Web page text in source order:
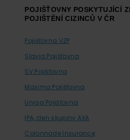
POJIŠŤOVNY POSKYTUJÍCÍ
POJIŠTĚNÍ CIZINCŮ V ČR
Pojišťovna VZP
Slavia Pojišťovna
SV Pojišťovna
Maxima Pojišťovna
Uniqa Pojišťovna
IPA, člen skupiny AXA
Colonnade Insurance